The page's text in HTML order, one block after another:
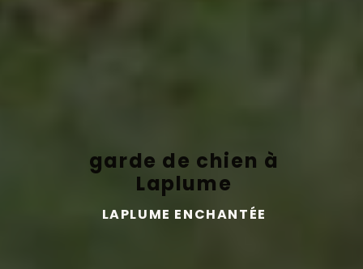
garde de chien à
Laplume
LAPLUME ENCHANTÉE